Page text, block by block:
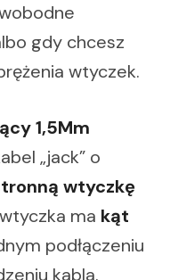
gdy chcesz
wtyczek.
1,5Mm
„jack” o
wtyczkę
ma kąt
podłączeniu
kabla.